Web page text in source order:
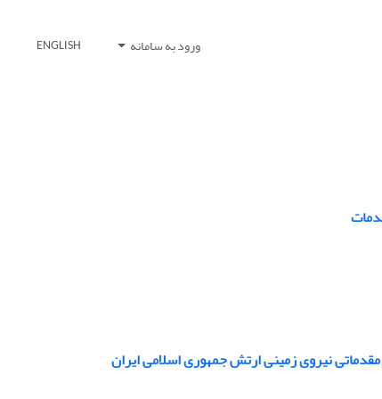
ورود به سامانه ENGLISH
نیروی زمینی ارتش جمهوری اسلامی ایران